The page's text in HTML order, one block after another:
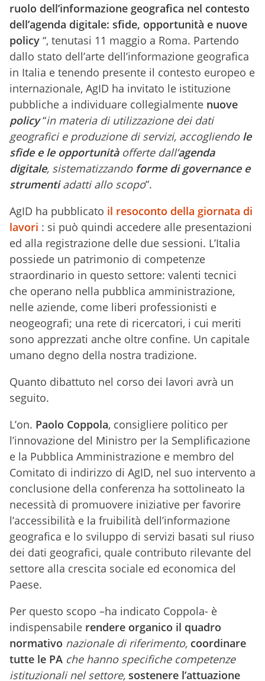
ruolo dell’informazione geografica nel contesto
dell’agenda digitale: sfide, opportunità e nuove
policy “, tenutasi 11 maggio a Roma. Partendo
dallo stato dell’arte dell’informazione geografica
in Italia e tenendo presente il contesto europeo e
internazionale, AgID ha invitato le istituzione
pubbliche a individuare collegialmente nuove
policy“in materia di utilizzazione dei dati
geografici e produzione di servizi, accogliendo le
sfide e le opportunità offerte dall’agenda
digitale, sistematizzando forme di governance e
strumentiadatti allo scopo”.
AgID ha pubblicato il resoconto della giornata di
lavori : si può quindi accedere alle presentazioni
ed alla registrazione delle due sessioni. L’Italia
possiede un patrimonio di competenze
straordinario in questo settore: valenti tecnici
che operano nella pubblica amministrazione,
nelle aziende, come liberi professionisti e
neogeografi; una rete di ricercatori, i cui meriti
sono apprezzati anche oltre confine. Un capitale
umano degno della nostra tradizione.
Quanto dibattuto nel corso dei lavori avrà un
seguito.
L’on. Paolo Coppola, consigliere politico per
l’innovazione del Ministro per la Semplificazione
e la Pubblica Amministrazione e membro del
Comitato di indirizzo di AgID, nel suo intervento a
conclusione della conferenza ha sottolineato la
necessità di promuovere iniziative per favorire
l’accessibilità e la fruibilità dell’informazione
geografica e lo sviluppo di servizi basati sul riuso
dei dati geografici, quale contributo rilevante del
settore alla crescita sociale ed economica del
Paese.
Per questo scopo –ha indicato Coppola- è
indispensabile rendere organico il quadro
normativo nazionale di riferimento, coordinare
tutte le PA che hanno specifiche competenze
istituzionali nel settore, sostenere l’attuazione